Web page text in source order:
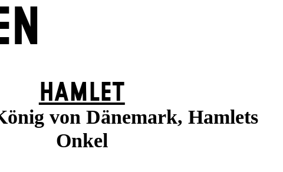
HAMLET
von Dänemark, Hamlets
Onkel